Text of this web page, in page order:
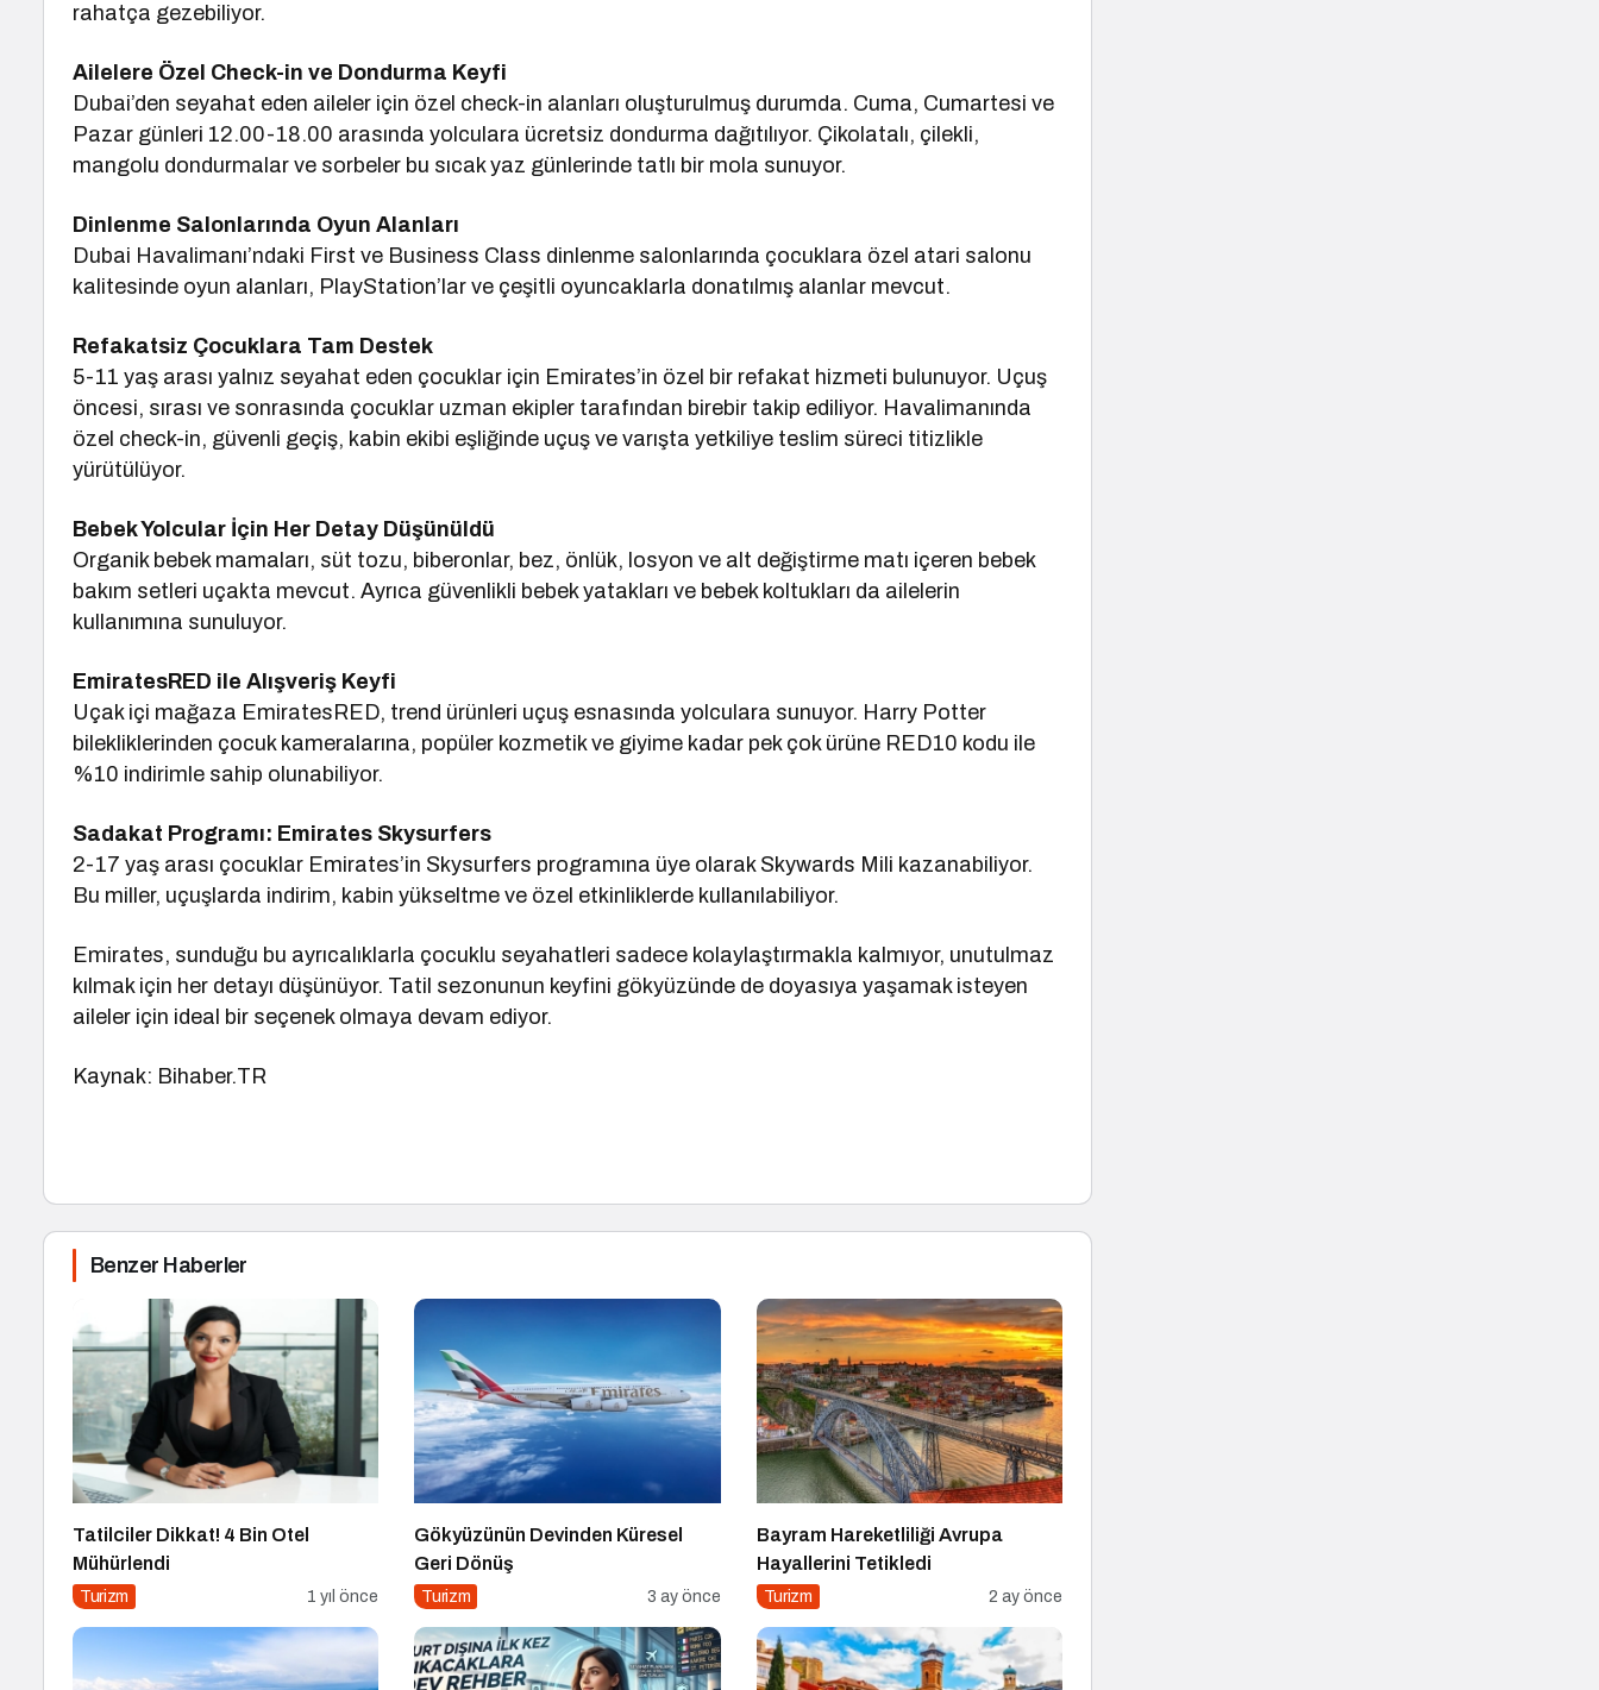
rahatça gezebiliyor.
Ailelere Özel Check-in ve Dondurma Keyfi
Dubai’den seyahat eden aileler için özel check-in alanları oluşturulmuş durumda. Cuma, Cumartesi ve
Pazar günleri 12.00-18.00 arasında yolculara ücretsiz dondurma dağıtılıyor. Çikolatalı, çilekli,
mangolu dondurmalar ve sorbeler bu sıcak yaz günlerinde tatlı bir mola sunuyor.
Dinlenme Salonlarında Oyun Alanları
Dubai Havalimanı’ndaki First ve Business Class dinlenme salonlarında çocuklara özel atari salonu
kalitesinde oyun alanları, PlayStation’lar ve çeşitli oyuncaklarla donatılmış alanlar mevcut.
Refakatsiz Çocuklara Tam Destek
5-11 yaş arası yalnız seyahat eden çocuklar için Emirates’in özel bir refakat hizmeti bulunuyor. Uçuş
öncesi, sırası ve sonrasında çocuklar uzman ekipler tarafından birebir takip ediliyor. Havalimanında
özel check-in, güvenli geçiş, kabin ekibi eşliğinde uçuş ve varışta yetkiliye teslim süreci titizlikle
yürütülüyor.
Bebek Yolcular İçin Her Detay Düşünüldü
Organik bebek mamaları, süt tozu, biberonlar, bez, önlük, losyon ve alt değiştirme matı içeren bebek
bakım setleri uçakta mevcut. Ayrıca güvenlikli bebek yatakları ve bebek koltukları da ailelerin
kullanımına sunuluyor.
EmiratesRED ile Alışveriş Keyfi
Uçak içi mağaza EmiratesRED, trend ürünleri uçuş esnasında yolculara sunuyor. Harry Potter
bilekliklerinden çocuk kameralarına, popüler kozmetik ve giyime kadar pek çok ürüne RED10 kodu ile
%10 indirimle sahip olunabiliyor.
Sadakat Programı: Emirates Skysurfers
2-17 yaş arası çocuklar Emirates’in Skysurfers programına üye olarak Skywards Mili kazanabiliyor.
Bu miller, uçuşlarda indirim, kabin yükseltme ve özel etkinliklerde kullanılabiliyor.
Emirates, sunduğu bu ayrıcalıklarla çocuklu seyahatleri sadece kolaylaştırmakla kalmıyor, unutulmaz
kılmak için her detayı düşünüyor. Tatil sezonunun keyfini gökyüzünde de doyasıya yaşamak isteyen
aileler için ideal bir seçenek olmaya devam ediyor.
Kaynak: Bihaber.TR
Benzer Haberler
Tatilciler Dikkat! 4 Bin Otel
Mühürlendi
Turizm 1 yıl önce
Gökyüzünün Devinden Küresel
Geri Dönüş
Turizm 3 ay önce
Bayram Hareketliliği Avrupa
Hayallerini Tetikledi
Turizm 2 ay önce